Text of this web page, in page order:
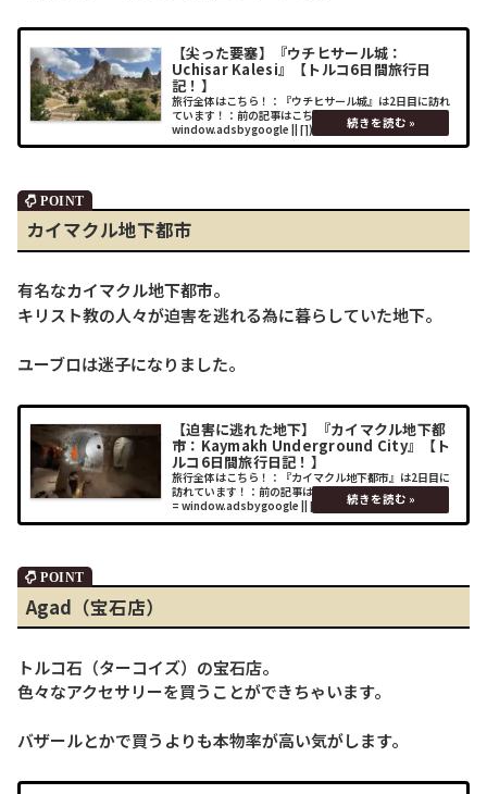
【尖った要塞】『ウチヒサール城：
Uchisar Kalesi』【トルコ6日間旅行日
記！】
旅行全体はこちら！：『ウチヒサール城』は2日目に訪れ
ています！：前の記事はこちら！： (adsbygoogle =
window.adsbygoogle || []).push({});場所ウチヒサール
城「尖った要塞」との意味を持つウチヒサ
カイマクル地下都市
有名なカイマクル地下都市。
キリスト教の人々が迫害を逃れる為に暮らしていた地下。
ユーブロは迷子になりました。
【迫害に逃れた地下】『カイマクル地下都
市：Kaymakh Underground City』【ト
ルコ6日間旅行日記！】
旅行全体はこちら！：『カイマクル地下都市』は2日目に
訪れています！：前の記事はこちら！： (adsbygoogle
= window.adsbygoogle || []).push({});場所ユルギャッ
プやウチヒサールからは少々南下したと
Agad（宝石店）
トルコ石（ターコイズ）の宝石店。
色々なアクセサリーを買うことができちゃいます。
バザールとかで買うよりも本物率が高い気がします。